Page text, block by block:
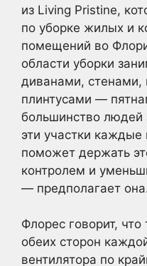
из Living Pristine,
по уборке жилых и
помещений во
области уборки
диванами,
плинтусами —
большинство людей
эти участки каждые
поможет держать
контролем и
— предполагает
Флорес говорит,
обеих сторон
вентилятора по